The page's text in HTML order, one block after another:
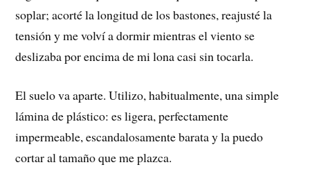
soplar; acorté la longitud de los bastones, reajusté la
tensión y me volví a dormir mientras el viento se
deslizaba por encima de mi lona casi sin tocarla.
El suelo va aparte. Utilizo, habitualmente, una simple
lámina de plástico: es ligera, perfectamente
impermeable, escandalosamente barata y la puedo
cortar al tamaño que me plazca.